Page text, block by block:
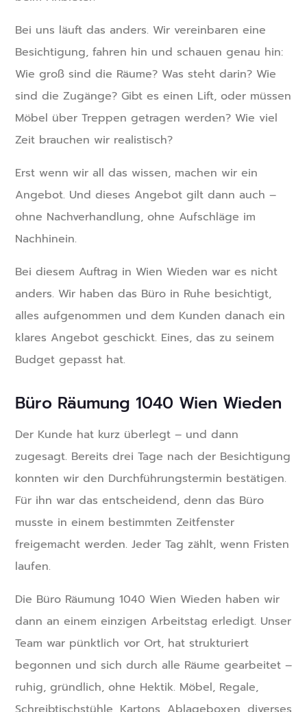
Bei uns läuft das anders. Wir vereinbaren eine
Besichtigung, fahren hin und schauen genau hin:
Wie groß sind die Räume? Was steht darin? Wie
sind die Zugänge? Gibt es einen Lift, oder müssen
Möbel über Treppen getragen werden? Wie viel
Zeit brauchen wir realistisch?
Erst wenn wir all das wissen, machen wir ein
Angebot. Und dieses Angebot gilt dann auch –
ohne Nachverhandlung, ohne Aufschläge im
Nachhinein.
Bei diesem Auftrag in Wien Wieden war es nicht
anders. Wir haben das Büro in Ruhe besichtigt,
alles aufgenommen und dem Kunden danach ein
klares Angebot geschickt. Eines, das zu seinem
Budget gepasst hat.
Büro Räumung 1040 Wien Wieden
Der Kunde hat kurz überlegt – und dann
zugesagt. Bereits drei Tage nach der Besichtigung
konnten wir den Durchführungstermin bestätigen.
Für ihn war das entscheidend, denn das Büro
musste in einem bestimmten Zeitfenster
freigemacht werden. Jeder Tag zählt, wenn Fristen
laufen.
Die Büro Räumung 1040 Wien Wieden haben wir
dann an einem einzigen Arbeitstag erledigt. Unser
Team war pünktlich vor Ort, hat strukturiert
begonnen und sich durch alle Räume gearbeitet –
ruhig, gründlich, ohne Hektik. Möbel, Regale,